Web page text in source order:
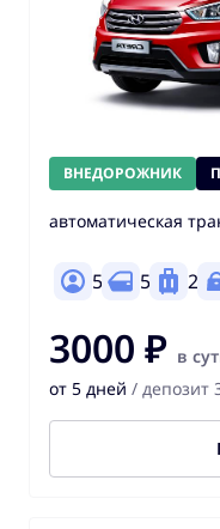
ВНЕДОРОЖНИК
автоматическая
5 5 2
3000 ₽ в
от 5 дней / депозит